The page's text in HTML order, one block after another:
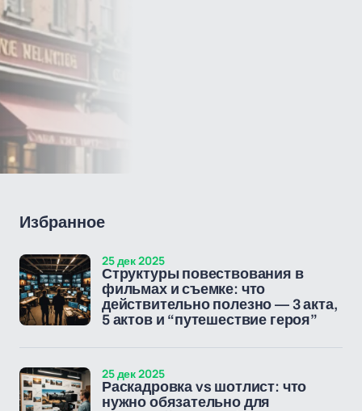
Избранное
Структуры повествования в
фильмах и съемке: что
действительно полезно — 3 акта,
5 актов и “путешествие героя”
25 дек 2025
Раскадровка vs шотлист: что
нужно обязательно для
25 дек 2025